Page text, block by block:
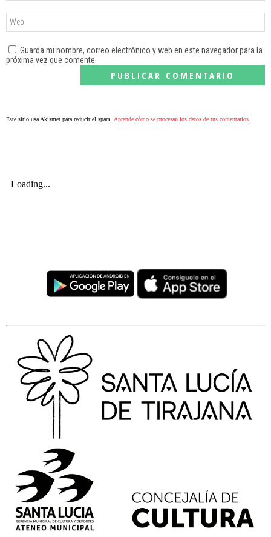
Guarda mi nombre, correo electrónico y web en este navegador para la
próxima vez que comente.
Este sitio usa Akismet para reducir el spam. Aprende cómo se procesan los datos de tus comentarios.